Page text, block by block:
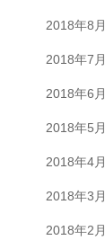
2018年8月
2018年7月
2018年6月
2018年5月
2018年4月
2018年3月
2018年2月